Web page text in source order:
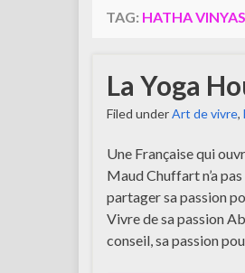
TAG: HATHA
La Yoga
Filed underArt de vivre,
Une Française qui
Maud Chuffart n’a
partager sa passion
Vivre de sa passion
conseil, sa passion